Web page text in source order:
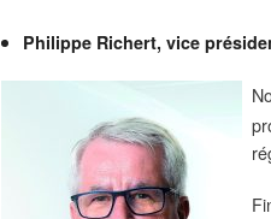
Philippe Richert, vice